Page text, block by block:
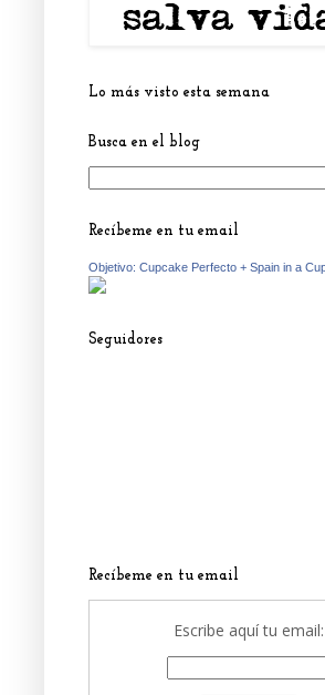
Lo más visto esta semana
Busca en el blog
Recíbeme en tu email
Objetivo: Cupcake Perfecto + Spain in a
Seguidores
Recíbeme en tu email
Escribe aquí tu email: